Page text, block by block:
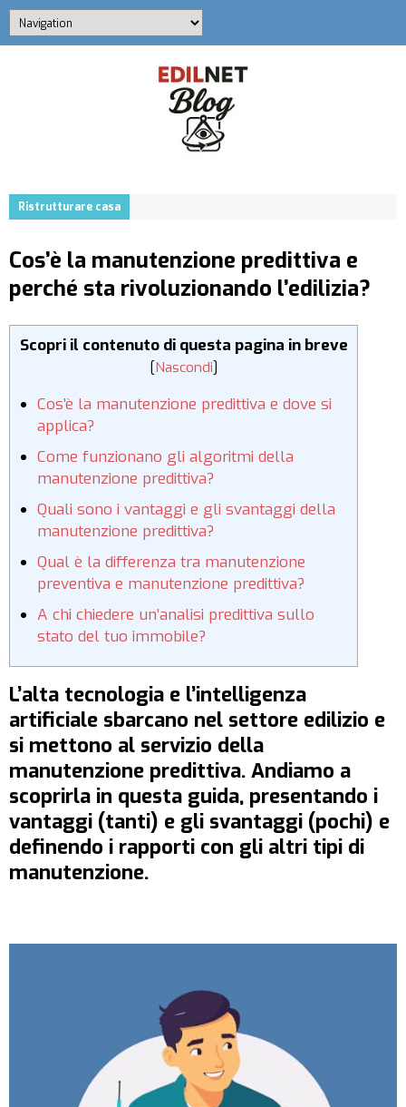
Ristrutturare casa
Cos’è la manutenzione predittiva e
perché sta rivoluzionando l’edilizia?
Scopri il contenuto di questa pagina in breve
[Nascondi]
Cos’è la manutenzione predittiva e dove si
applica?
Come funzionano gli algoritmi della
manutenzione predittiva?
Quali sono i vantaggi e gli svantaggi della
manutenzione predittiva?
Qual è la differenza tra manutenzione
preventiva e manutenzione predittiva?
A chi chiedere un’analisi predittiva sullo
stato del tuo immobile?
L’alta tecnologia e l’intelligenza
artificiale sbarcano nel settore edilizio e
si mettono al servizio della
manutenzione predittiva. Andiamo a
scoprirla in questa guida, presentando i
vantaggi (tanti) e gli svantaggi (pochi) e
definendo i rapporti con gli altri tipi di
manutenzione.